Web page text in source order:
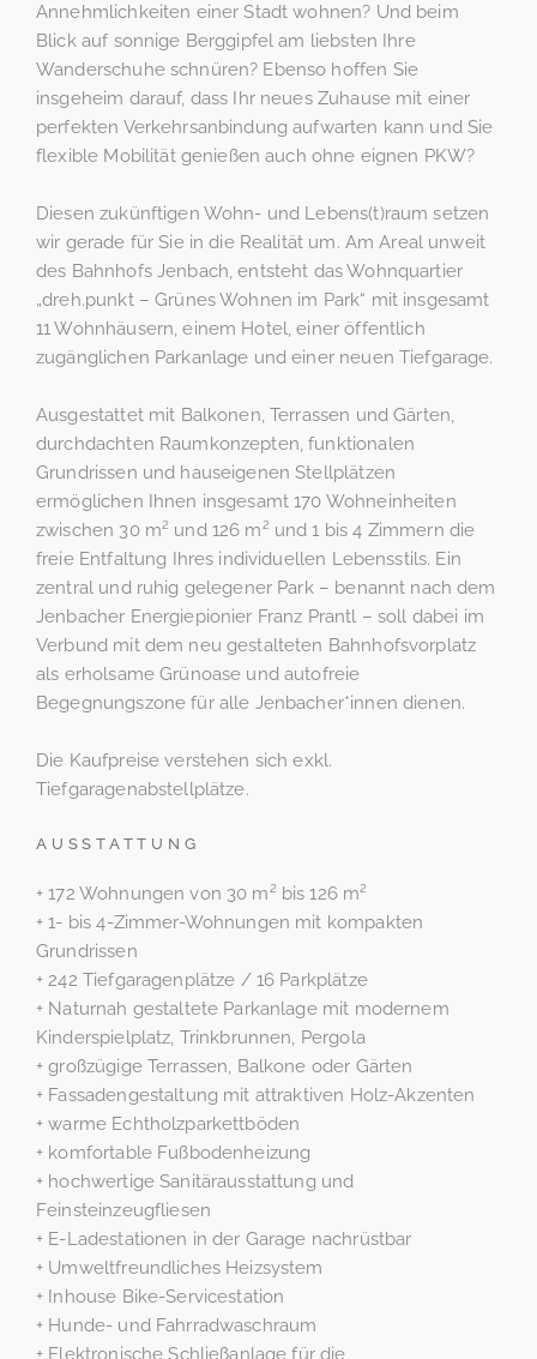
Annehmlichkeiten einer Stadt wohnen? Und beim
Blick auf sonnige Berggipfel am liebsten Ihre
Wanderschuhe schnüren? Ebenso hoffen Sie
insgeheim darauf, dass Ihr neues Zuhause mit einer
perfekten Verkehrsanbindung aufwarten kann und Sie
flexible Mobilität genießen auch ohne eignen PKW?
Diesen zukünftigen Wohn- und Lebens(t)raum setzen
wir gerade für Sie in die Realität um. Am Areal unweit
des Bahnhofs Jenbach, entsteht das Wohnquartier
„dreh.punkt – Grünes Wohnen im Park“ mit insgesamt
11 Wohnhäusern, einem Hotel, einer öffentlich
zugänglichen Parkanlage und einer neuen Tiefgarage.
Ausgestattet mit Balkonen, Terrassen und Gärten,
durchdachten Raumkonzepten, funktionalen
Grundrissen und hauseigenen Stellplätzen
ermöglichen Ihnen insgesamt 170 Wohneinheiten
zwischen 30 m² und 126 m² und 1 bis 4 Zimmern die
freie Entfaltung Ihres individuellen Lebensstils. Ein
zentral und ruhig gelegener Park – benannt nach dem
Jenbacher Energiepionier Franz Prantl – soll dabei im
Verbund mit dem neu gestalteten Bahnhofsvorplatz
als erholsame Grünoase und autofreie
Begegnungszone für alle Jenbacher*innen dienen.
Die Kaufpreise verstehen sich exkl.
Tiefgaragenabstellplätze.
AUSSTATTUNG
+ 172 Wohnungen von 30 m² bis 126 m²
+ 1- bis 4-Zimmer-Wohnungen mit kompakten
Grundrissen
+ 242 Tiefgaragenplätze / 16 Parkplätze
+ Naturnah gestaltete Parkanlage mit modernem
Kinderspielplatz, Trinkbrunnen, Pergola
+ großzügige Terrassen, Balkone oder Gärten
+ Fassadengestaltung mit attraktiven Holz-Akzenten
+ warme Echtholzparkettböden
+ komfortable Fußbodenheizung
+ hochwertige Sanitärausstattung und
Feinsteinzeugfliesen
+ E-Ladestationen in der Garage nachrüstbar
+ Umweltfreundliches Heizsystem
+ Inhouse Bike-Servicestation
+ Hunde- und Fahrradwaschraum
+ Elektronische Schließanlage für die